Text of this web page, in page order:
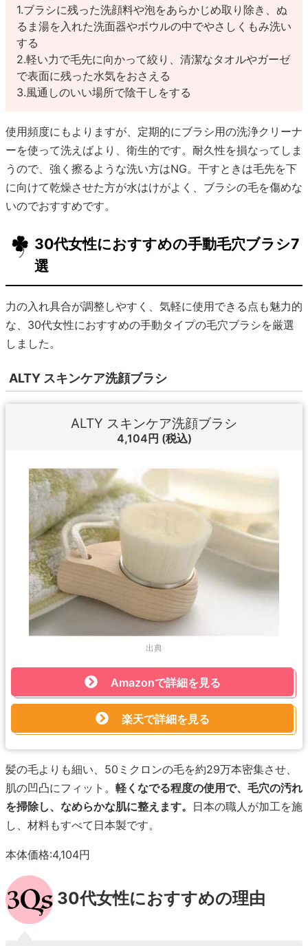
1.ブラシに残った洗顔料や泡をあらかじめ取り除き、ぬ
るま湯を入れた洗面器やボウルの中でやさしくもみ洗い
する
2.軽い力で毛先に向かって絞り、清潔なタオルやガーゼ
で表面に残った水気をおさえる
3.風通しのいい場所で陰干しをする
使用頻度にもよりますが、定期的にブラシ用の洗浄クリーナ
ーを使って洗えばより、衛生的です。耐久性を損なってしま
うので、強く擦るような洗い方はNG。干すときは毛先を下
に向けて乾燥させた方が水はけがよく、ブラシの毛を傷めな
いのでおすすめです。
30代女性におすすめの手動毛穴ブラシ7
選
力の入れ具合が調整しやすく、気軽に使用できる点も魅力的
な、30代女性におすすめの手動タイプの毛穴ブラシを厳選
しました。
ALTY スキンケア洗顔ブラシ
ALTY スキンケア洗顔ブラシ
4,104円 (税込)
出典
Amazonで詳細を見る
楽天で詳細を見る
髪の毛よりも細い、50ミクロンの毛を約29万本密集させ、
肌の凹凸にフィット。 軽くなでる程度の使用で、毛穴の汚れ
を掃除し、なめらかな肌に整えます。 日本の職人が加工を施
し、材料もすべて日本製です。
本体価格:4,104円
30代女性におすすめの理由